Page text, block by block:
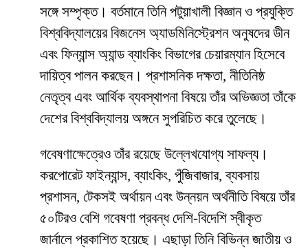
সঙ্গে সম্পৃক্ত। বর্তমানে তিনি পটুয়াখালী বিজ্ঞান ও প্রযুক্তি
বিশ্ববিদ্যালয়ের বিজনেস অ্যাডমিনিস্ট্রেশন অনুষদের ডীন
এবং ফিন্যান্স অ্যান্ড ব্যাংকিং বিভাগের চেয়ারম্যান হিসেবে
দায়িত্ব পালন করছেন। প্রশাসনিক দক্ষতা, নীতিনিষ্ঠ
নেতৃত্ব এবং আর্থিক ব্যবস্থাপনা বিষয়ে তাঁর অভিজ্ঞতা তাঁকে
দেশের বিশ্ববিদ্যালয় অঙ্গনে সুপরিচিত করে তুলেছে।
গবেষণাক্ষেত্রেও তাঁর রয়েছে উল্লেখযোগ্য সাফল্য।
করপোরেট ফাইন্যান্স, ব্যাংকিং, পুঁজিবাজার, ব্যবসায়
প্রশাসন, টেকসই অর্থায়ন এবং উন্নয়ন অর্থনীতি বিষয়ে তাঁর
৫০টিরও বেশি গবেষণা প্রবন্ধ দেশি-বিদেশি স্বীকৃত
জার্নালে প্রকাশিত হয়েছে। এছাড়া তিনি বিভিন্ন জাতীয় ও